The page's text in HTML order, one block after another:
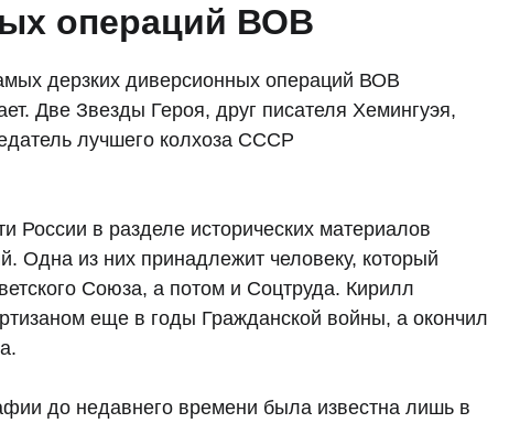
операций ВОВ
дерзких диверсионных операций ВОВ
Две Звезды Героя, друг писателя Хемингуэя,
лучшего колхоза СССР
России в разделе исторических материалов
Одна из них принадлежит человеку, который
Союза, а потом и Соцтруда. Кирилл
еще в годы Гражданской войны, а окончил
до недавнего времени была известна лишь в